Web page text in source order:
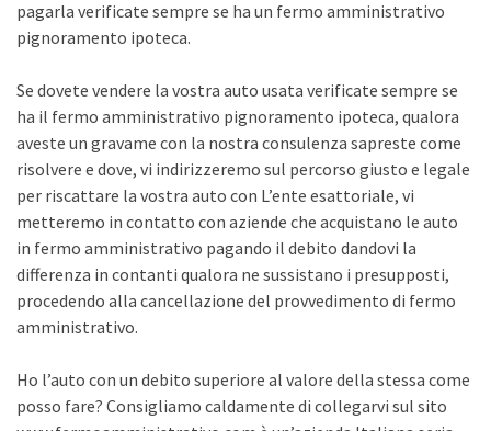
pagarla verificate sempre se ha un fermo amministrativo
pignoramento ipoteca.
Se dovete vendere la vostra auto usata verificate sempre se
ha il fermo amministrativo pignoramento ipoteca, qualora
aveste un gravame con la nostra consulenza sapreste come
risolvere e dove, vi indirizzeremo sul percorso giusto e legale
per riscattare la vostra auto con L’ente esattoriale, vi
metteremo in contatto con aziende che acquistano le auto
in fermo amministrativo pagando il debito dandovi la
differenza in contanti qualora ne sussistano i presupposti,
procedendo alla cancellazione del provvedimento di fermo
amministrativo.
Ho l’auto con un debito superiore al valore della stessa come
posso fare? Consigliamo caldamente di collegarvi sul sito